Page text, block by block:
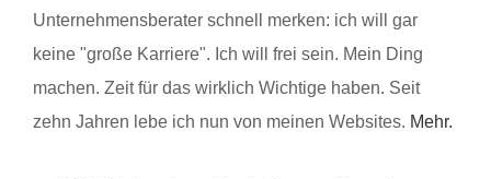
Unternehmensberater schnell merken: ich will gar
keine "große Karriere". Ich will frei sein. Mein Ding
machen. Zeit für das wirklich Wichtige haben. Seit
zehn Jahren lebe ich nun von meinen Websites. Mehr.